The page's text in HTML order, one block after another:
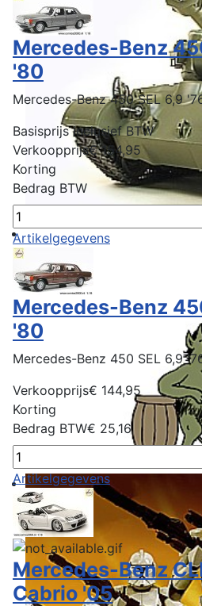
Mercedes-Benz
'80
Mercedes-Benz 450 SEL 6,9
Basisprijs inclusief BTW
Verkoopprijs€ 154,95
Korting
Bedrag BTW
Artikelgegevens
Mercedes-Benz
'80
Mercedes-Benz 450 SEL 6,9
Verkoopprijs€ 144,95
Korting
Bedrag BTW€ 25,16
Artikelgegevens
Mercedes-Benz
Cabrio '05